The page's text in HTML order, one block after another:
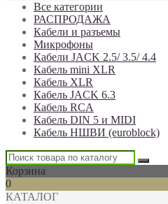
Все категории
РАСПРОДАЖА
Кабели и разъемы
Микрофоны
Кабели JACK 2.5/ 3.5/ 4.4
Кабель mini XLR
Кабель XLR
Кабель JACK 6.3
Кабель RCA
Кабель DIN 5 и MIDI
Кабель НШВИ (euroblock)
Корзина
0
КАТАЛОГ